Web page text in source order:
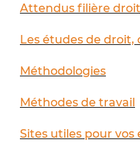
Attendus filière droit
Les études de droit,
Méthodologies
Méthodes de travail
Sites utiles pour vos